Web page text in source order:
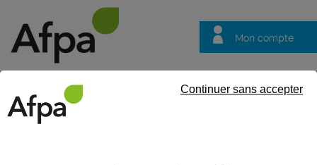
Mon compte
questions
Continuer sans accepter